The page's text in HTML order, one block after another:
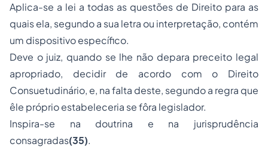
Aplica-se a lei a todas as questões de Direito para as
quais ela, segundo a sua letra ou interpretação, contém
um dispositivo específico.
Deve o juiz, quando se lhe não depara preceito legal
apropriado, decidir de acordo com o Direito
Consuetudinário, e, na falta deste, segundo a regra que
êle próprio estabeleceria se fôra legislador.
Inspira-se na doutrina e na jurisprudência
consagradas(35).